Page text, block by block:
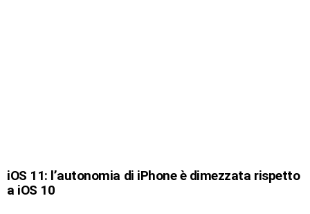
iOS 11: l’autonomia di iPhone è dimezzata rispetto
a iOS 10